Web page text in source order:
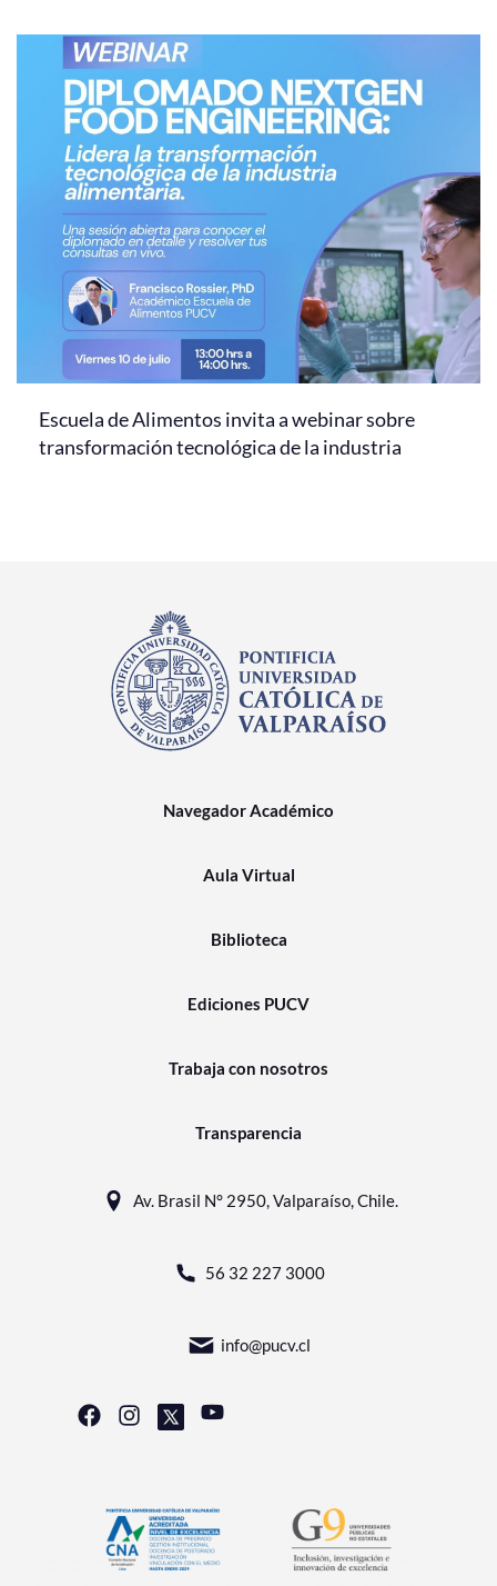
Escuela de Alimentos invita a webinar sobre
transformación tecnológica de la industria
Navegador Académico
Aula Virtual
Biblioteca
Ediciones PUCV
Trabaja con nosotros
Transparencia
Av. Brasil N° 2950, Valparaíso, Chile.
56 32 227 3000
info@pucv.cl